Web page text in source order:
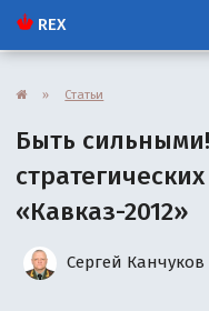
REX
» Статьи
Быть
«Кавказ-2012»
Сергей Канчуков